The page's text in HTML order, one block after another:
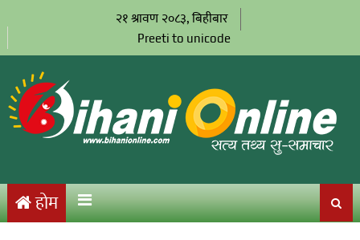
२१ श्रावण २०८३, बिहीबार
Preeti to unicode
होम